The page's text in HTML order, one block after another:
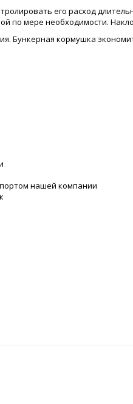
его расход
по мере необходимости.
Бункерная кормушка
нашей компании